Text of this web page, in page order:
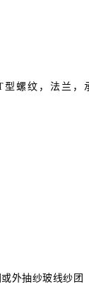
螺纹，法兰，
外抽纱玻线纱团